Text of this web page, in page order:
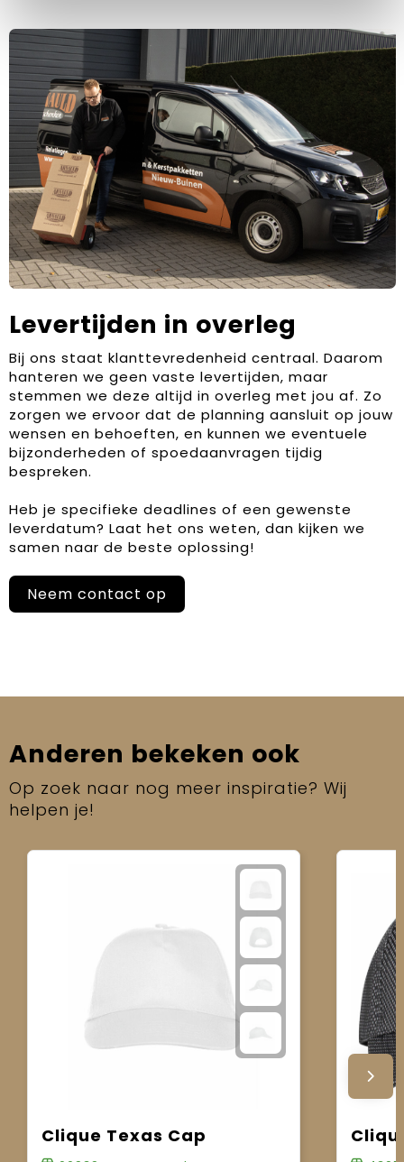
Levertijden in overleg
Bij ons staat klanttevredenheid centraal. Daarom
hanteren we geen vaste levertijden, maar
stemmen we deze altijd in overleg met jou af. Zo
zorgen we ervoor dat de planning aansluit op jouw
wensen en behoeften, en kunnen we eventuele
bijzonderheden of spoedaanvragen tijdig
bespreken.
Heb je specifieke deadlines of een gewenste
leverdatum? Laat het ons weten, dan kijken we
samen naar de beste oplossing!
Neem contact op
Anderen bekeken ook
Op zoek naar nog meer inspiratie? Wij
helpen je!
Clique Texas Cap